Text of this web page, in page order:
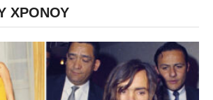
ΧΡΟΝΟΥ